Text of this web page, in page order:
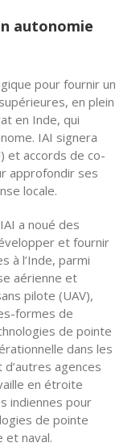
autonomie
pour fournir un
en plein
en Inde, qui
IAI signera
et accords de co-
approfondir ses
locale.
a noué des
et fournir
à l’Inde, parmi
aérienne et
pilote (UAV),
formes de
de pointe
dans les
agences
en étroite
indiennes pour
de pointe
et naval.